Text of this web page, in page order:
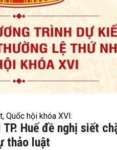
Quốc hội khóa XVI:
Huế đề nghị siết
thảo luật